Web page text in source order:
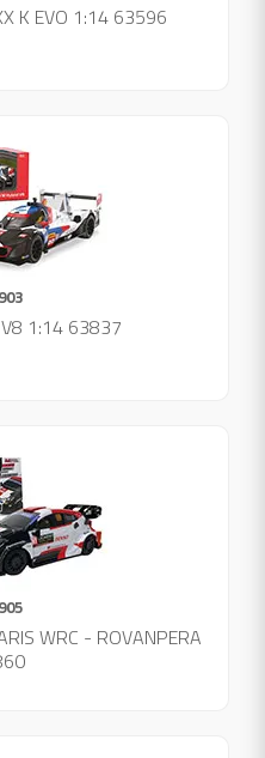
K EVO 1:14 63596
1:14 63837
WRC - ROVANPERA